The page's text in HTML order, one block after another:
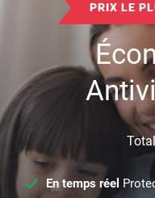
PRIX LE
En temps réel